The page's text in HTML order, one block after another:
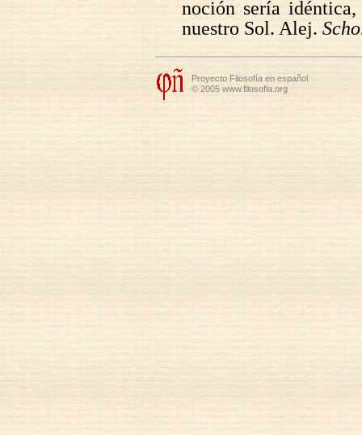
noción sería
nuestro Sol. Alej.
Proyecto Filosofía en español
© 2005 www.filosofia.org